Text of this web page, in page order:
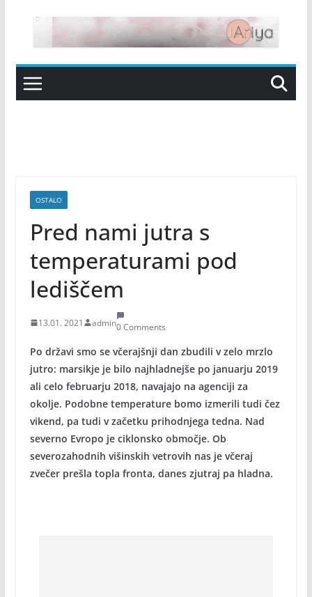
content
OSTALO
Pred nami jutra s
temperaturami pod
lediščem
13.01. 2021 admin0 Comments
Po državi smo se včerajšnji dan zbudili v zelo mrzlo
jutro: marsikje je bilo najhladnejše po januarju 2019
ali celo februarju 2018, navajajo na agenciji za
okolje. Podobne temperature bomo izmerili tudi čez
vikend, pa tudi v začetku prihodnjega tedna. Nad
severno Evropo je ciklonsko območje. Ob
severozahodnih višinskih vetrovih nas je včeraj
zvečer prešla topla fronta, danes zjutraj pa hladna.